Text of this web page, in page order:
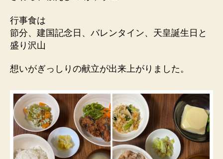
行事食は
節分、建国記念日、バレンタイン、天皇誕生日と
盛り沢山
想いがぎっしりの献立が出来上がりました。